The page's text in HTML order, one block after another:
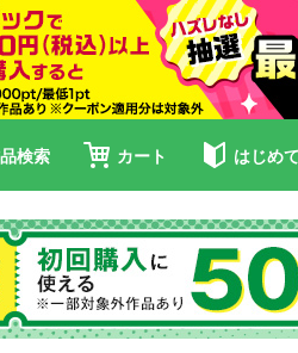
検索 カート はじめ